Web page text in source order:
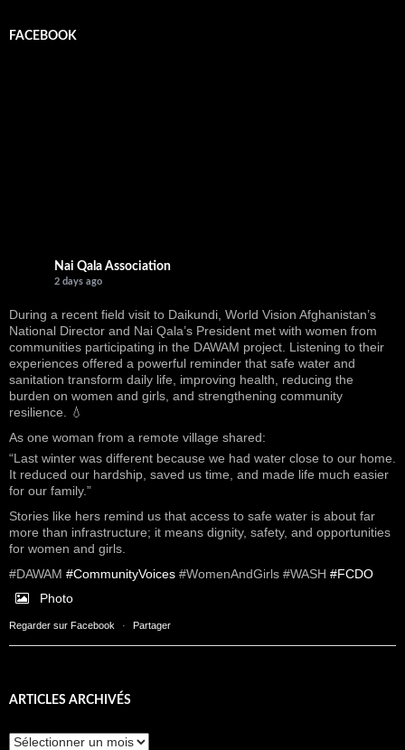
FACEBOOK
Nai Qala Association
2 days ago
During a recent field visit to Daikundi, World Vision Afghanistan’s
National Director and Nai Qala’s President met with women from
communities participating in the DAWAM project. Listening to their
experiences offered a powerful reminder that safe water and
sanitation transform daily life, improving health, reducing the
burden on women and girls, and strengthening community
resilience. 💧
As one woman from a remote village shared:
“Last winter was different because we had water close to our home.
It reduced our hardship, saved us time, and made life much easier
for our family.”
Stories like hers remind us that access to safe water is about far
more than infrastructure; it means dignity, safety, and opportunities
for women and girls.
#DAWAM #CommunityVoices #WomenAndGirls #WASH #FCDO
Photo
Regarder sur Facebook · Partager
ARTICLES ARCHIVÉS
Articles